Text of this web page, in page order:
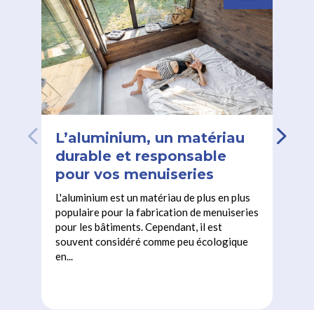
L’aluminium, un matériau
durable et responsable
pour vos menuiseries
L'aluminium est un matériau de plus en plus
populaire pour la fabrication de menuiseries
pour les bâtiments. Cependant, il est
souvent considéré comme peu écologique
en...